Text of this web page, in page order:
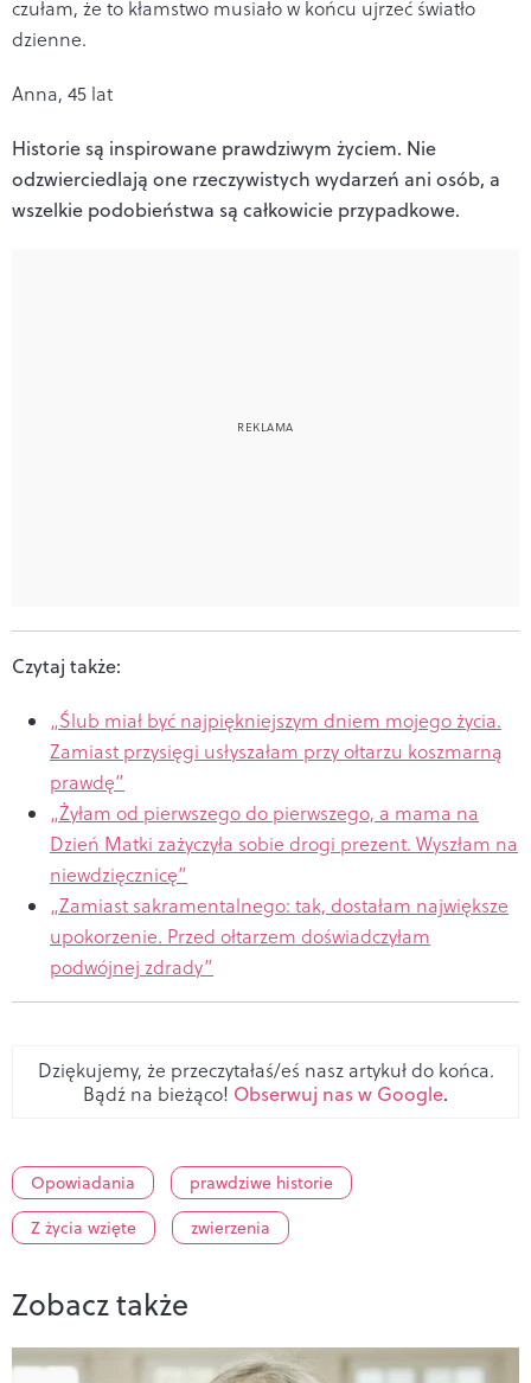
czułam, że to kłamstwo musiało w końcu ujrzeć światło
dzienne.
Anna, 45 lat
Historie są inspirowane prawdziwym życiem. Nie
odzwierciedlają one rzeczywistych wydarzeń ani osób, a
wszelkie podobieństwa są całkowicie przypadkowe.
Czytaj także:
„Ślub miał być najpiękniejszym dniem mojego życia.
Zamiast przysięgi usłyszałam przy ołtarzu koszmarną
prawdę”
„Żyłam od pierwszego do pierwszego, a mama na
Dzień Matki zażyczyła sobie drogi prezent. Wyszłam na
niewdzięcznicę”
„Zamiast sakramentalnego: tak, dostałam największe
upokorzenie. Przed ołtarzem doświadczyłam
podwójnej zdrady”
Dziękujemy, że przeczytałaś/eś nasz artykuł do końca.
Bądź na bieżąco! Obserwuj nas w Google.
Opowiadania
prawdziwe historie
Z życia wzięte
zwierzenia
Zobacz także